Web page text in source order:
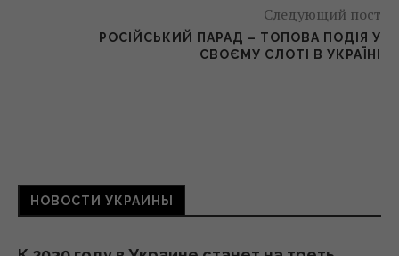
Следующий пост
РОСІЙСЬКИЙ ПАРАД – ТОПОВА ПОДІЯ У
СВОЄМУ СЛОТІ В УКРАЇНІ
НОВОСТИ УКРАИНЫ